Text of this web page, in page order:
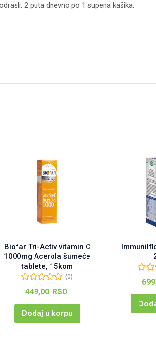
2 puta dnevno po 1 supena kašika.
Biofar Tri-Activ vitamin C
1000mg Acerola šumeće
tablete, 15kom
(0)
449,00 RSD
Dodaj u korpu